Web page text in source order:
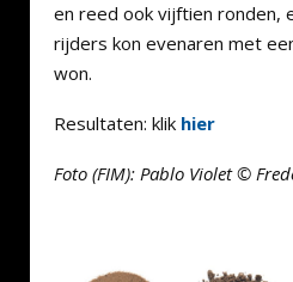
en reed ook vijftien ronden,
rijders kon evenaren met
won.
Resultaten: klik hier
Foto (FIM): Pablo Violet ©